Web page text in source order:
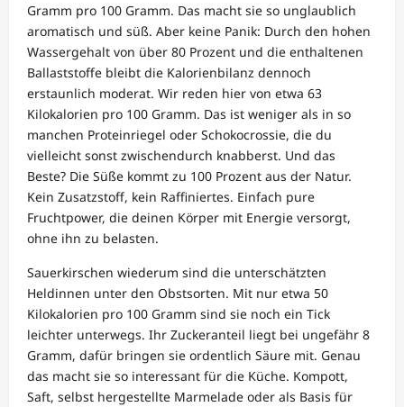
Gramm pro 100 Gramm. Das macht sie so unglaublich
aromatisch und süß. Aber keine Panik: Durch den hohen
Wassergehalt von über 80 Prozent und die enthaltenen
Ballaststoffe bleibt die Kalorienbilanz dennoch
erstaunlich moderat. Wir reden hier von etwa 63
Kilokalorien pro 100 Gramm. Das ist weniger als in so
manchen Proteinriegel oder Schokocrossie, die du
vielleicht sonst zwischendurch knabberst. Und das
Beste? Die Süße kommt zu 100 Prozent aus der Natur.
Kein Zusatzstoff, kein Raffiniertes. Einfach pure
Fruchtpower, die deinen Körper mit Energie versorgt,
ohne ihn zu belasten.
Sauerkirschen wiederum sind die unterschätzten
Heldinnen unter den Obstsorten. Mit nur etwa 50
Kilokalorien pro 100 Gramm sind sie noch ein Tick
leichter unterwegs. Ihr Zuckeranteil liegt bei ungefähr 8
Gramm, dafür bringen sie ordentlich Säure mit. Genau
das macht sie so interessant für die Küche. Kompott,
Saft, selbst hergestellte Marmelade oder als Basis für